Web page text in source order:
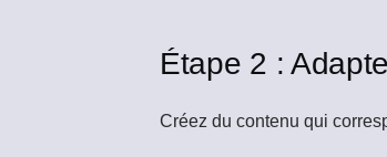
Étape 2 :
Créez du contenu qui